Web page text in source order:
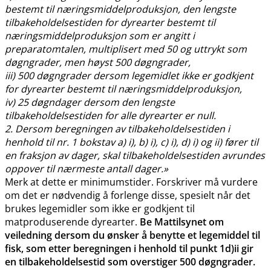
bestemt til næringsmiddelproduksjon, den lengste
tilbakeholdelsestiden for dyrearter bestemt til
næringsmiddelproduksjon som er angitt i
preparatomtalen, multiplisert med 50 og uttrykt som
døgngrader, men høyst 500 døgngrader,
iii) 500 døgngrader dersom legemidlet ikke er godkjent
for dyrearter bestemt til næringsmiddelproduksjon,
iv) 25 døgndager dersom den lengste
tilbakeholdelsestiden for alle dyrearter er null.
2. Dersom beregningen av tilbakeholdelsestiden i
henhold til nr. 1 bokstav a) i), b) i), c) i), d) i) og ii) fører til
en fraksjon av dager, skal tilbakeholdelsestiden avrundes
oppover til nærmeste antall dager.»
Merk at dette er minimumstider. Forskriver må vurdere
om det er nødvendig å forlenge disse, spesielt når det
brukes legemidler som ikke er godkjent til
matproduserende dyrearter. Be Mattilsynet om
veiledning dersom du ønsker å benytte et legemiddel til
fisk, som etter beregningen i henhold til punkt 1d)ii gir
en tilbakeholdelsestid som overstiger 500 døgngrader.